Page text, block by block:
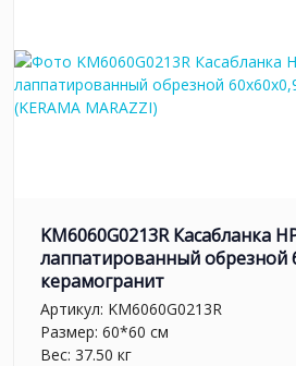
KM6060G0213R Касабланка
лаппатированный обрезной
керамогранит
Артикул: KM6060G0213R
Размер: 60*60 см
Вес: 37.50 кг